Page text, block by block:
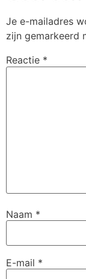
Je e-mailadres
zijn gemarkeerd
Reactie *
Naam *
E-mail *